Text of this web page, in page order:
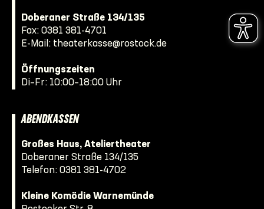
Doberaner Straße 134/135
Fax: 0381 381-4701
E-Mail: theaterkasse@rostock.de
Öffnungszeiten
Di–Fr: 10:00–18:00 Uhr
ABENDKASSEN
Großes Haus, Ateliertheater
Doberaner Straße 134/135
Telefon: 0381 381-4702
Kleine Komödie Warnemünde